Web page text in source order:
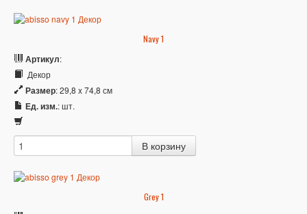
Navy 1
Артикул:
Декор
Размер: 29,8 x 74,8 см
Ед. изм.: шт.
Grey 1